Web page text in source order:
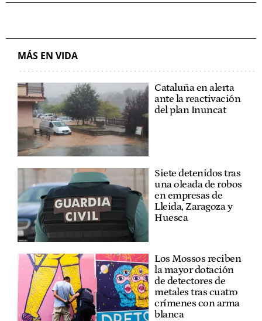
MÁS EN VIDA
Cataluña en alerta
ante la reactivación
del plan Inuncat
Siete detenidos tras
una oleada de robos
en empresas de
Lleida, Zaragoza y
Huesca
Los Mossos reciben
la mayor dotación
de detectores de
metales tras cuatro
crímenes con arma
blanca